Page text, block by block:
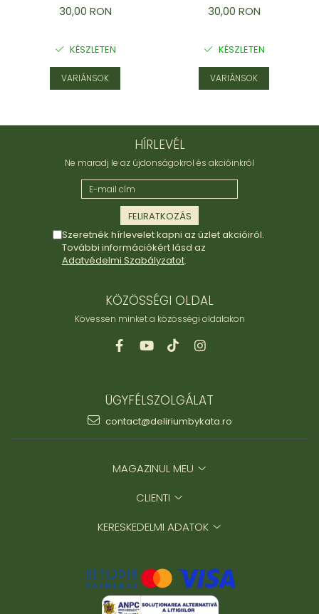
30,00 RON
KÉSZLETEN
VARIÁNSOK
30,00 RON
KÉSZLETEN
VARIÁNSOK
HÍRLEVÉL
Ne maradj le az újdonságokrol és akcióinkról
Szeretnék hírlevelet kapni az üzlet akcióiról.
További információkért lásd az
Adatvédelmi Szabályzatot.
KÖZÖSSÉGI OLDAL
Kövessen minket a közösségi oldalakon
ÜGYFÉLSZOLGÁLAT
contact@deliriumbykata.ro
MAGAZINUL MEU
CLIENTI
KERESKEDELMI ADATOK